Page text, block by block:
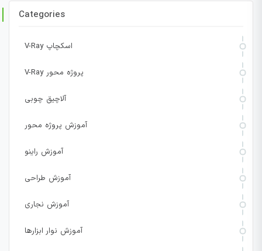
Categories
V-Ray اسکچاپ
V-Ray پروژه محور
آلاچیق چوبی
آموزش پروژه محور
آموزش راینو
آموزش طراحی
آموزش نجاری
آموزش نوار ابزارها